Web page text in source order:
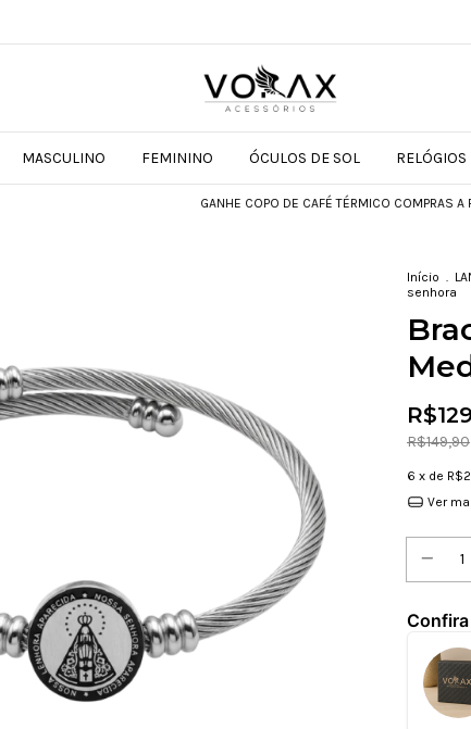
MASCULINO FEMININO ÓCULOS DE SOL RELÓGIOS
GANHE COPO DE CAFÉ TÉRMICO COMPRAS A PARTIR
Início .
senhora
R$149,90
6 x de
Ver